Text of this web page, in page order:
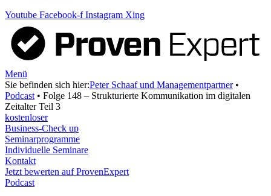
Youtube Facebook-f Instagram Xing
Menü
Sie befinden sich hier:Peter Schaaf und Managementpartner•
Podcast • Folge 148 – Strukturierte Kommunikation im digitalen
Zeitalter Teil 3
kostenloser
Business-Check up
Seminarprogramme
Individuelle Seminare
Kontakt
Jetzt bewerten auf ProvenExpert
Podcast